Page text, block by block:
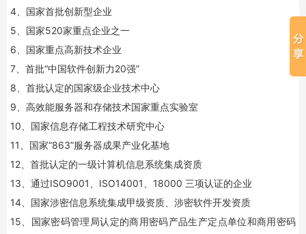
4、国家首批创新型企业
5、国家520家重点企业之一
6、国家重点高新技术企业
7、首批“中国软件创新力20强”
8、首批认定的国家级企业技术中心
9、高效能服务器和存储技术国家重点实验室
10、国家信息存储工程技术研究中心
11、国家“863”服务器成果产业化基地
12、首批认定的一级计算机信息系统集成资质
13、通过ISO9001、ISO14001、18000 三项认证的企业
14、国家涉密信息系统集成甲级资质、涉密软件开发资质
15、国家密码管理局认定的商用密码产品生产定点单位和商用密码